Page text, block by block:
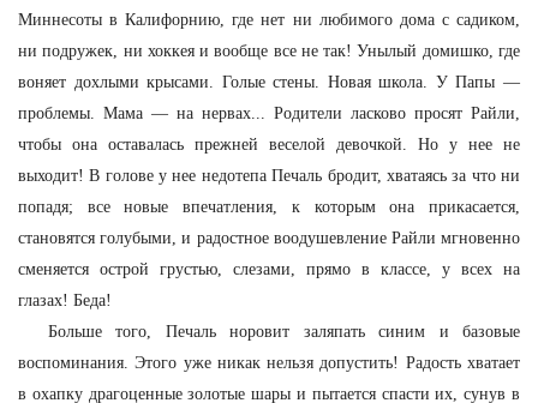
Миннесоты в Калифорнию, где нет ни любимого дома с садиком,
ни подружек, ни хоккея и вообще все не так! Унылый домишко, где
воняет дохлыми крысами. Голые стены. Новая школа. У Папы —
проблемы. Мама — на нервах... Родители ласково просят Райли,
чтобы она оставалась прежней веселой девочкой. Но у нее не
выходит! В голове у нее недотепа Печаль бродит, хватаясь за что ни
попадя; все новые впечатления, к которым она прикасается,
становятся голубыми, и радостное воодушевление Райли мгновенно
сменяется острой грустью, слезами, прямо в классе, у всех на
глазах! Беда!
Больше того, Печаль норовит заляпать синим и базовые
воспоминания. Этого уже никак нельзя допустить! Радость хватает
в охапку драгоценные золотые шары и пытается спасти их, сунув в